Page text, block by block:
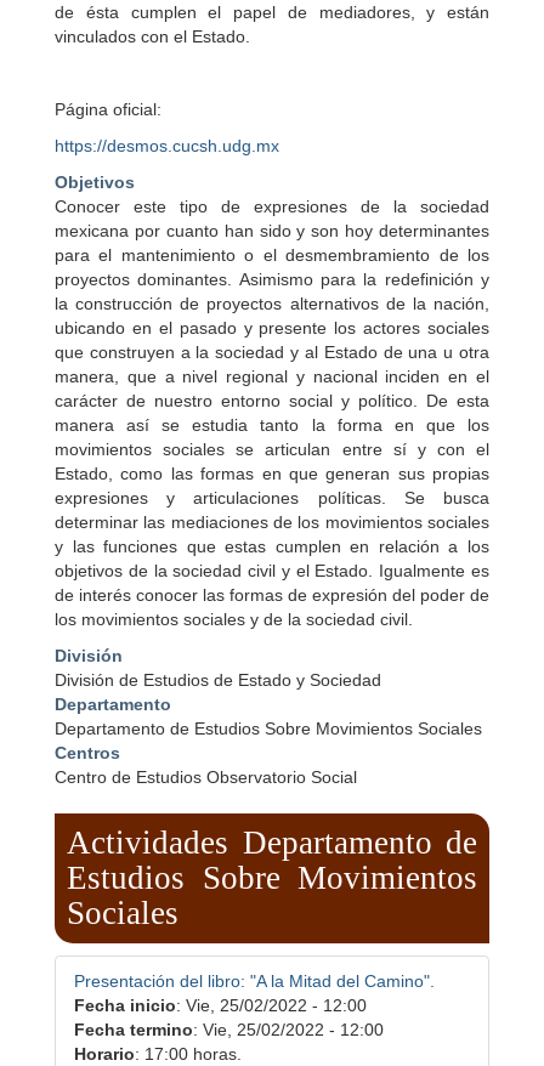
de ésta cumplen el papel de mediadores, y están
vinculados con el Estado.
Página oficial:
https://desmos.cucsh.udg.mx
Objetivos
Conocer este tipo de expresiones de la sociedad
mexicana por cuanto han sido y son hoy determinantes
para el mantenimiento o el desmembramiento de los
proyectos dominantes. Asimismo para la redefinición y
la construcción de proyectos alternativos de la nación,
ubicando en el pasado y presente los actores sociales
que construyen a la sociedad y al Estado de una u otra
manera, que a nivel regional y nacional inciden en el
carácter de nuestro entorno social y político. De esta
manera así se estudia tanto la forma en que los
movimientos sociales se articulan entre sí y con el
Estado, como las formas en que generan sus propias
expresiones y articulaciones políticas. Se busca
determinar las mediaciones de los movimientos sociales
y las funciones que estas cumplen en relación a los
objetivos de la sociedad civil y el Estado. Igualmente es
de interés conocer las formas de expresión del poder de
los movimientos sociales y de la sociedad civil.
División
División de Estudios de Estado y Sociedad
Departamento
Departamento de Estudios Sobre Movimientos Sociales
Centros
Centro de Estudios Observatorio Social
Actividades Departamento de
Estudios Sobre Movimientos
Sociales
Presentación del libro: "A la Mitad del Camino".
Fecha inicio: Vie, 25/02/2022 - 12:00
Fecha termino: Vie, 25/02/2022 - 12:00
Horario: 17:00 horas.